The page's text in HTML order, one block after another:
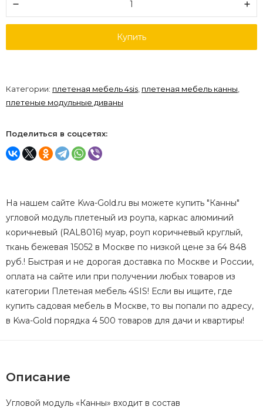
Купить
Категории: плетеная мебель 4sis, плетеная мебель канны,
плетеные модульные диваны
Поделиться в соцсетях:
На нашем сайте Kwa-Gold.ru вы можете купить "Канны"
угловой модуль плетеный из роупа, каркас алюминий
коричневый (RAL8016) муар, роуп коричневый круглый,
ткань бежевая 15052 в Москве по низкой цене за 64 848
руб.! Быстрая и не дорогая доставка по Москве и России,
оплата на сайте или при получении любых товаров из
категории Плетеная мебель 4SIS! Если вы ищите, где
купить садовая мебель в Москве, то вы попали по адресу,
в Kwa-Gold порядка 4 500 товаров для дачи и квартиры!
Описание
Угловой модуль «Канны» входит в состав